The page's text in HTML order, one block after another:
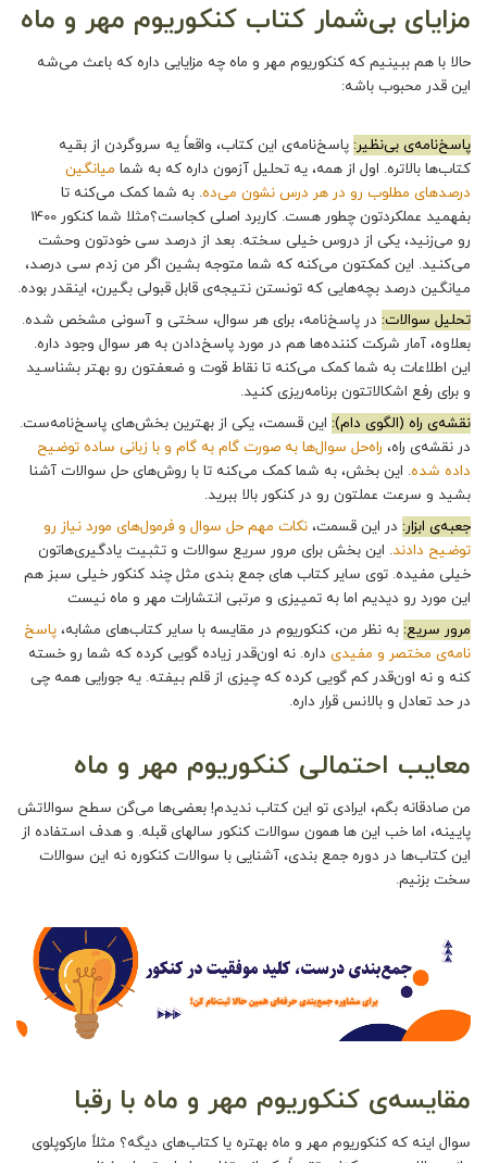
مزایای بی‌شمار کتاب کنکوریوم مهر و ماه
حالا با هم ببینیم که کنکوریوم مهر و ماه چه مزایایی داره که باعث می‌شه
این‌ قدر محبوب باشه:
پاسخ‌نامه‌ی بی‌نظیر: پاسخ‌نامه‌ی این کتاب، واقعاً یه سروگردن از بقیه
کتاب‌ها بالاتره. اول از همه، یه تحلیل آزمون داره که به شما میانگین
درصدهای مطلوب رو در هر درس نشون می‌ده. به شما کمک می‌کنه تا
بفهمید عملکردتون چطور هست. کاربرد اصلی کجاست؟مثلا شما کنکور 1400
رو می‌زنید، یکی از دروس خیلی سخته. بعد از درصد سی خودتون وحشت
می‌کنید. این کمکتون می‌کنه که شما متوجه بشین اگر من زدم سی درصد،
میانگین درصد بچه‌هایی که تونستن نتیجه‌ی قابل قبولی بگیرن، اینقدر بوده.
تحلیل سوالات: در پاسخ‌نامه، برای هر سوال، سختی و آسونی مشخص شده.
بعلاوه، آمار شرکت‌ کننده‌ها هم در مورد پاسخ‌دادن به هر سوال وجود داره.
این اطلاعات به شما کمک می‌کنه تا نقاط قوت و ضعفتون رو بهتر بشناسید
و برای رفع اشکالاتتون برنامه‌ریزی کنید.
نقشه‌ی راه (الگوی دام): این قسمت، یکی از بهترین بخش‌های پاسخ‌نامه‌ست.
در نقشه‌ی راه، راه‌حل سوال‌ها به صورت گام به گام و با زبانی ساده توضیح
داده شده. این بخش، به شما کمک می‌کنه تا با روش‌های حل سوالات آشنا
بشید و سرعت عملتون رو در کنکور بالا ببرید.
جعبه‌ی ابزار: در این قسمت، نکات مهم حل سوال و فرمول‌های مورد نیاز رو
توضیح دادند. این بخش برای مرور سریع سوالات و تثبیت یادگیری‌هاتون
خیلی مفیده. توی سایر کتاب های جمع بندی مثل چند کنکور خیلی سبز هم
این مورد رو دیدیم اما به تمییزی و مرتبی انتشارات مهر و ماه نیست
مرور سریع: به نظر من، کنکوریوم در مقایسه با سایر کتاب‌های مشابه، پاسخ‌
نامه‌ی مختصر و مفیدی داره. نه اون‌قدر زیاده‌ گویی کرده که شما رو خسته
کنه و نه اون‌قدر کم‌ گویی کرده که چیزی از قلم بیفته. یه جورایی همه چی
در حد تعادل و بالانس قرار داره.
معایب احتمالی کنکوریوم مهر و ماه
من صادقانه بگم، ایرادی تو این کتاب ندیدم! بعضی‌ها می‌گن سطح سوالاتش
پایینه، اما خب این ها همون سوالات کنکور سالهای قبله. و هدف استفاده از
این کتاب‌ها در دوره جمع بندی، آشنایی با سوالات کنکوره نه این سوالات
سخت بزنیم.
مقایسه‌ی کنکوریوم مهر و ماه با رقبا
سوال اینه که کنکوریوم مهر و ماه بهتره یا کتاب‌های دیگه؟ مثلاً مارکوپلوی